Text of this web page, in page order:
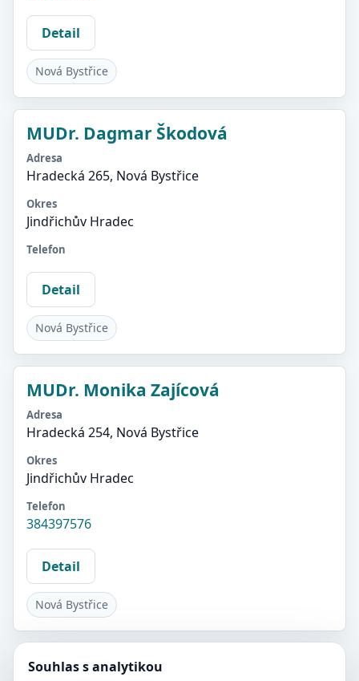
Detail
Nová Bystřice
MUDr. Dagmar Škodová
Adresa
Hradecká 265, Nová Bystřice
Okres
Jindřichův Hradec
Telefon
Detail
Nová Bystřice
MUDr. Monika Zajícová
Adresa
Hradecká 254, Nová Bystřice
Okres
Jindřichův Hradec
Telefon
384397576
Detail
Nová Bystřice
Souhlas s analytikou